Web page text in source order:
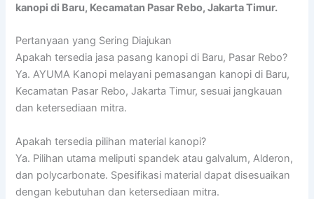
kanopi di Baru, Kecamatan Pasar Rebo, Jakarta Timur.
Pertanyaan yang Sering Diajukan
Apakah tersedia jasa pasang kanopi di Baru, Pasar Rebo?
Ya. AYUMA Kanopi melayani pemasangan kanopi di Baru,
Kecamatan Pasar Rebo, Jakarta Timur, sesuai jangkauan
dan ketersediaan mitra.
Apakah tersedia pilihan material kanopi?
Ya. Pilihan utama meliputi spandek atau galvalum, Alderon,
dan polycarbonate. Spesifikasi material dapat disesuaikan
dengan kebutuhan dan ketersediaan mitra.